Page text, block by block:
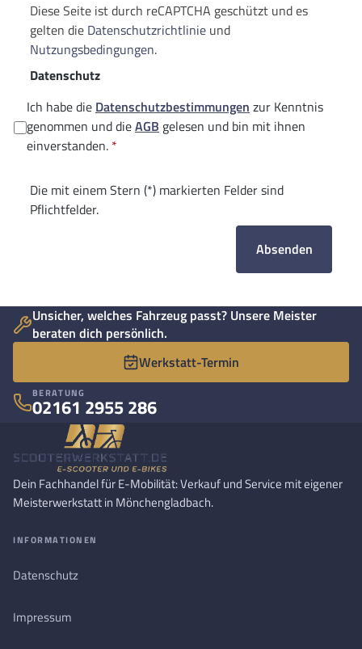
Diese Seite ist durch reCAPTCHA geschützt und es
gelten die Datenschutzrichtlinie und
Nutzungsbedingungen.
Datenschutz
Ich habe die Datenschutzbestimmungen zur Kenntnis
genommen und dieAGB gelesen und bin mit ihnen
einverstanden. *
Die mit einem Stern (*) markierten Felder sind
Pflichtfelder.
Absenden
Unsicher, welches Fahrzeug passt? Unsere Meister
beraten dich persönlich.
Werkstatt-Termin
BERATUNG
02161 2955 286
Dein Fachhandel für E-Mobilität: Verkauf und Service mit eigener
Meisterwerkstatt in Mönchengladbach.
INFORMATIONEN
Datenschutz
Impressum